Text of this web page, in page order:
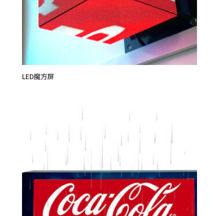
LED魔方屏